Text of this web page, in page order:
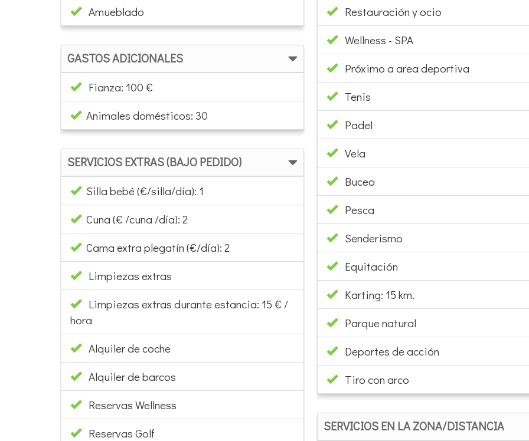
Amueblado
GASTOS ADICIONALES
Fianza: 100 €
Animales domésticos: 30
SERVICIOS EXTRAS (BAJO PEDIDO)
Silla bebé (€/silla/día): 1
Cuna (€ /cuna /día): 2
Cama extra plegatín (€/día): 2
Limpiezas extras
Limpiezas extras durante estancia: 15 € /
hora
Alquiler de coche
Alquiler de barcos
Reservas Wellness
Reservas Golf
Restauración y ocio
Wellness - SPA
Próximo a area deportiva
Tenis
Padel
Vela
Buceo
Pesca
Senderismo
Equitación
Karting: 15 km.
Parque natural
Deportes de acción
Tiro con arco
SERVICIOS EN LA ZONA/DISTANCIA